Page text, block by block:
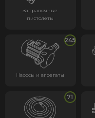
код:4337
Заправочные
пистолеты
Насосы и агрегаты
245
71